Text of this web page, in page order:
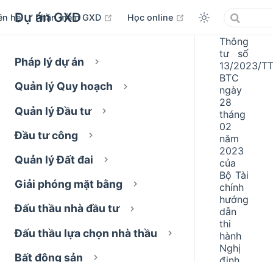
Dự án GXD
hệ Phần mềm GXD open in new window
Học online open in new window
Pháp lý dự án
Quản lý Quy hoạch
Quản lý Đầu tư
Đầu tư công
Quản lý Đất đai
Giải phóng mặt bằng
Đấu thầu nhà đầu tư
Đấu thầu lựa chọn nhà thầu
Bất động sản
Thông
tư số
13/2023/
BTC
ngày
28
tháng
02
năm
2023
của
Bộ Tài
chính
hướng
dẫn
thi
hành
Nghị